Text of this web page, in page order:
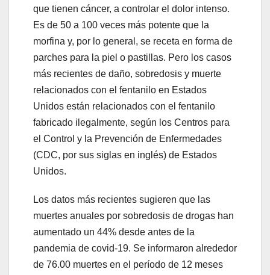
que tienen cáncer, a controlar el dolor intenso.
Es de 50 a 100 veces más potente que la
morfina y, por lo general, se receta en forma de
parches para la piel o pastillas. Pero los casos
más recientes de daño, sobredosis y muerte
relacionados con el fentanilo en Estados
Unidos están relacionados con el fentanilo
fabricado ilegalmente, según los Centros para
el Control y la Prevención de Enfermedades
(CDC, por sus siglas en inglés) de Estados
Unidos.
Los datos más recientes sugieren que las
muertes anuales por sobredosis de drogas han
aumentado un 44% desde antes de la
pandemia de covid-19. Se informaron alrededor
de 76.00 muertes en el período de 12 meses